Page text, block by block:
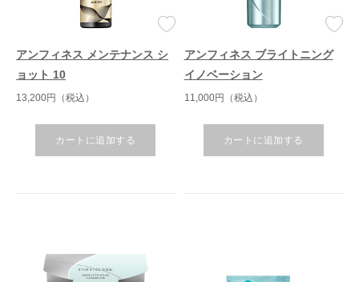
アンフィネス メンテナンス シ
ョット 10
13,200円（税込）
カートに追加する
アンフィネス ブライトニング
イノベーション
11,000円（税込）
カートに追加する